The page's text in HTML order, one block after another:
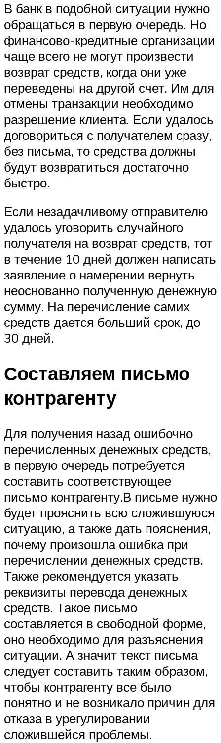
В банк в подобной ситуации нужно
обращаться в первую очередь. Но
финансово-кредитные организации
чаще всего не могут произвести
возврат средств, когда они уже
переведены на другой счет. Им для
отмены транзакции необходимо
разрешение клиента. Если удалось
договориться с получателем сразу,
без письма, то средства должны
будут возвратиться достаточно
быстро.
Если незадачливому отправителю
удалось уговорить случайного
получателя на возврат средств, тот
в течение 10 дней должен написать
заявление о намерении вернуть
неоснованно полученную денежную
сумму. На перечисление самих
средств дается больший срок, до
30 дней.
Составляем письмо
контрагенту
Для получения назад ошибочно
перечисленных денежных средств,
в первую очередь потребуется
составить соответствующее
письмо контрагенту.В письме нужно
будет прояснить всю сложившуюся
ситуацию, а также дать пояснения,
почему произошла ошибка при
перечислении денежных средств.
Также рекомендуется указать
реквизиты перевода денежных
средств. Такое письмо
составляется в свободной форме,
оно необходимо для разъяснения
ситуации. А значит текст письма
следует составить таким образом,
чтобы контрагенту все было
понятно и не возникало причин для
отказа в урегулировании
сложившейся проблемы.